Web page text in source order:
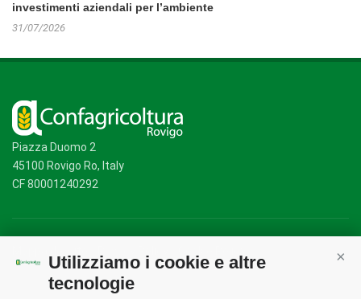
Utilizziamo i cookie e altre
tecnologie
investimenti aziendali per l’ambiente
31/07/2026
Piazza Duomo 2
45100 Rovigo Ro, Italy
CF 80001240292